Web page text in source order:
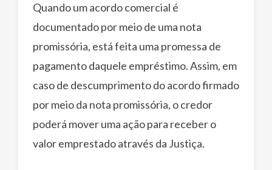
Quando um acordo comercial é
documentado por meio de uma nota
promissória, está feita uma promessa de
pagamento daquele empréstimo. Assim, em
caso de descumprimento do acordo firmado
por meio da nota promissória, o credor
poderá mover uma ação para receber o
valor emprestado através da Justiça.